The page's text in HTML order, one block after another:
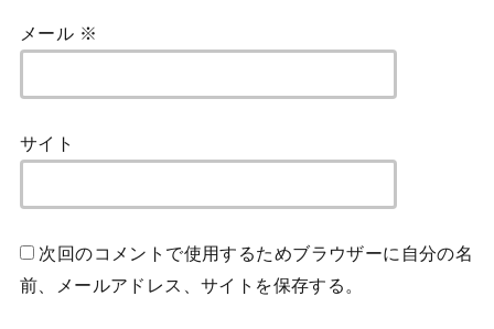
メール ※
サイト
次回のコメントで使用するためブラウザーに自分の名
前、メールアドレス、サイトを保存する。